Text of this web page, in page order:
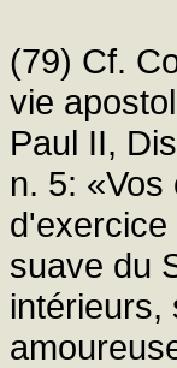
(79) Cf.
vie
Paul II,
n. 5:
d'exercice
suave du
intérieurs,